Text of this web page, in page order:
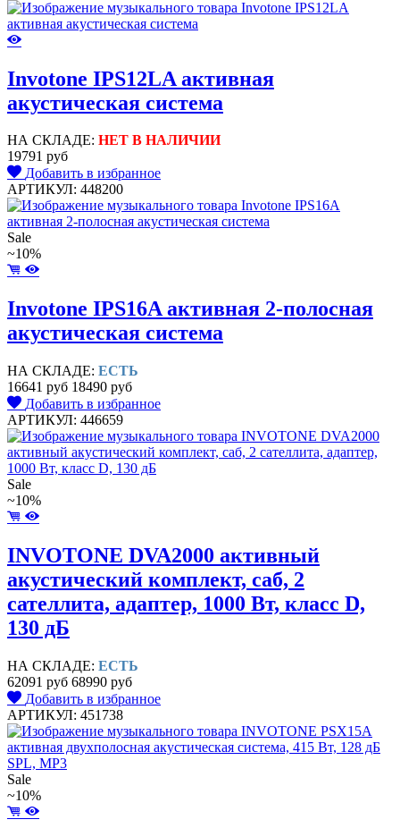
Invotone IPS12LA активная
акустическая система
НА СКЛАДЕ: НЕТ В НАЛИЧИИ
19791 руб
Добавить в избранное
АРТИКУЛ: 448200
Sale
~10%
Invotone IPS16A активная 2-полосная
акустическая система
НА СКЛАДЕ: ЕСТЬ
16641 руб 18490 руб
Добавить в избранное
АРТИКУЛ: 446659
Sale
~10%
INVOTONE DVA2000 активный
акустический комплект, саб, 2
сателлита, адаптер, 1000 Вт, класс D,
130 дБ
НА СКЛАДЕ: ЕСТЬ
62091 руб 68990 руб
Добавить в избранное
АРТИКУЛ: 451738
Sale
~10%